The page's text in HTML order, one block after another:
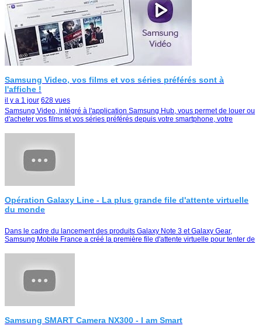
Samsung Video, vos films et vos séries préférés sont à
l'affiche !
il y a 1 jour 628 vues
Samsung Video, intégré à l'application Samsung Hub, vous permet de louer ou
d'acheter vos films et vos séries préférés depuis votre smartphone, votre
Opération Galaxy Line - La plus grande file d'attente virtuelle
du monde
Dans le cadre du lancement des produits Galaxy Note 3 et Galaxy Gear,
Samsung Mobile France a créé la première file d'attente virtuelle pour tenter de
Samsung SMART Camera NX300 - I am Smart